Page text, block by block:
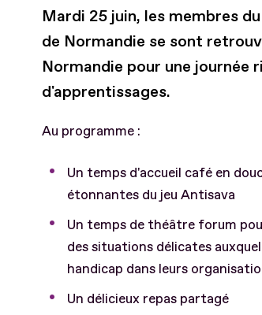
Mardi 25 juin, les membres
de Normandie se sont
Normandie pour une journée
d'apprentissages.
Au programme :
Un temps d'accueil café en
étonnantes du jeu Antisava
Un temps de théâtre forum
des situations délicates
handicap dans leurs
Un délicieux repas partagé